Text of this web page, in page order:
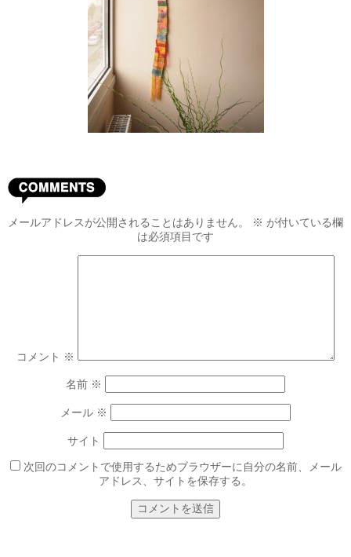
メールアドレスが公開されることはありません。 ※ が付いている欄
は必須項目です
コメント ※
名前 ※
メール ※
サイト
次回のコメントで使用するためブラウザーに自分の名前、メール
アドレス、サイトを保存する。